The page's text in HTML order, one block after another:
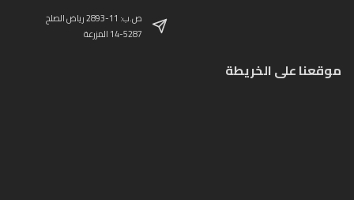
ص.ب: 11-2893 رياض الصلح
14-5287 المزرعة
موقعنا على الخريطة